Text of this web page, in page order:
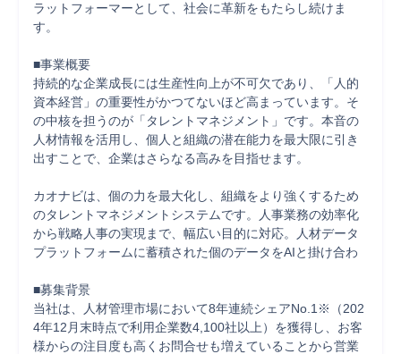
ラットフォーマーとして、社会に革新をもたらし続けま
す。
■事業概要
持続的な企業成長には生産性向上が不可欠であり、「人的
資本経営」の重要性がかつてないほど高まっています。そ
の中核を担うのが「タレントマネジメント」です。本音の
人材情報を活用し、個人と組織の潜在能力を最大限に引き
出すことで、企業はさらなる高みを目指せます。
カオナビは、個の力を最大化し、組織をより強くするため
のタレントマネジメントシステムです。人事業務の効率化
から戦略人事の実現まで、幅広い目的に対応。人材データ
プラットフォームに蓄積された個のデータをAIと掛け合わ
■募集背景
当社は、人材管理市場において8年連続シェアNo.1※（202
4年12月末時点で利用企業数4,100社以上）を獲得し、お客
様からの注目度も高くお問合せも増えていることから営業